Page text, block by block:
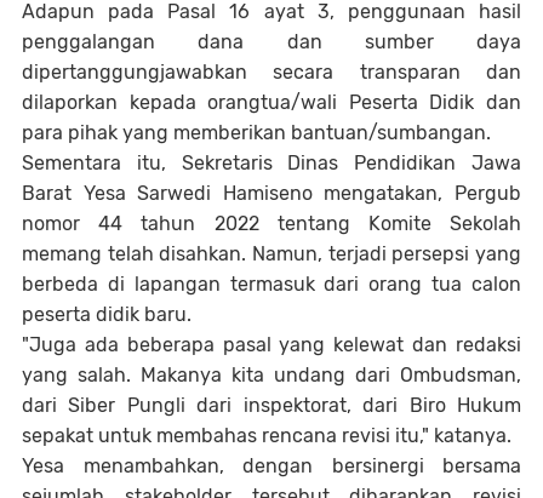
Adapun pada Pasal 16 ayat 3, penggunaan hasil
penggalangan dana dan sumber daya
dipertanggungjawabkan secara transparan dan
dilaporkan kepada orangtua/wali Peserta Didik dan
para pihak yang memberikan bantuan/sumbangan.
Sementara itu, Sekretaris Dinas Pendidikan Jawa
Barat Yesa Sarwedi Hamiseno mengatakan, Pergub
nomor 44 tahun 2022 tentang Komite Sekolah
memang telah disahkan. Namun, terjadi persepsi yang
berbeda di lapangan termasuk dari orang tua calon
peserta didik baru.
"Juga ada beberapa pasal yang kelewat dan redaksi
yang salah. Makanya kita undang dari Ombudsman,
dari Siber Pungli dari inspektorat, dari Biro Hukum
sepakat untuk membahas rencana revisi itu," katanya.
Yesa menambahkan, dengan bersinergi bersama